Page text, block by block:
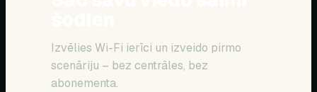
Izvēlies Wi-Fi ierīci un izveido pirmo
scenāriju – bez centrāles, bez
abonementa.